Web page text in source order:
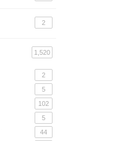
2
1,520
2
5
102
5
44